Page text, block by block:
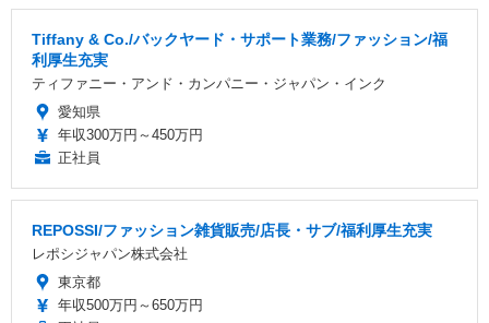
Tiffany & Co./バックヤード・サポート業務/ファッション/福
利厚生充実
ティファニー・アンド・カンパニー・ジャパン・インク
愛知県
年収300万円～450万円
正社員
REPOSSI/ファッション雑貨販売/店長・サブ/福利厚生充実
レポシジャパン株式会社
東京都
年収500万円～650万円